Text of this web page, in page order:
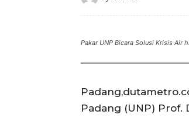
Pakar UNP Bicara Solusi Krisis Air
Padang (UNP) Prof.